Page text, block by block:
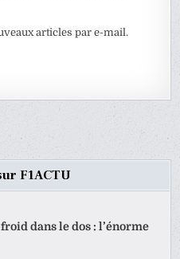
articles par e-mail.
F1ACTU
dans le dos : l’énorme